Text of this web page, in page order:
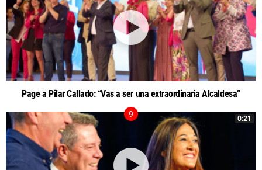
Page a Pilar Callado: “Vas a ser una extraordinaria Alcaldesa”
0:21